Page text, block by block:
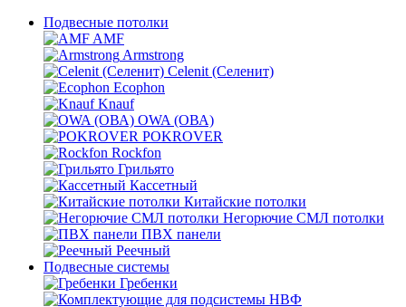
Подвесные потолки
AMF
Armstrong
Celenit (Селенит)
Ecophon
Knauf
OWA (ОВА)
POKROVER
Rockfon
Грильято
Кассетный
Китайские потолки
Негорючие СМЛ потолки
ПВХ панели
Реечный
Подвесные системы
Гребенки